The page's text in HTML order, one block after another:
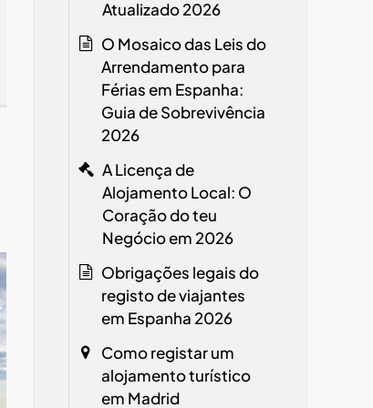
Atualizado 2026
O Mosaico das Leis do
Arrendamento para
Férias em Espanha:
Guia de Sobrevivência
2026
A Licença de
Alojamento Local: O
Coração do teu
Negócio em 2026
Obrigações legais do
registo de viajantes
em Espanha 2026
Como registar um
alojamento turístico
em Madrid